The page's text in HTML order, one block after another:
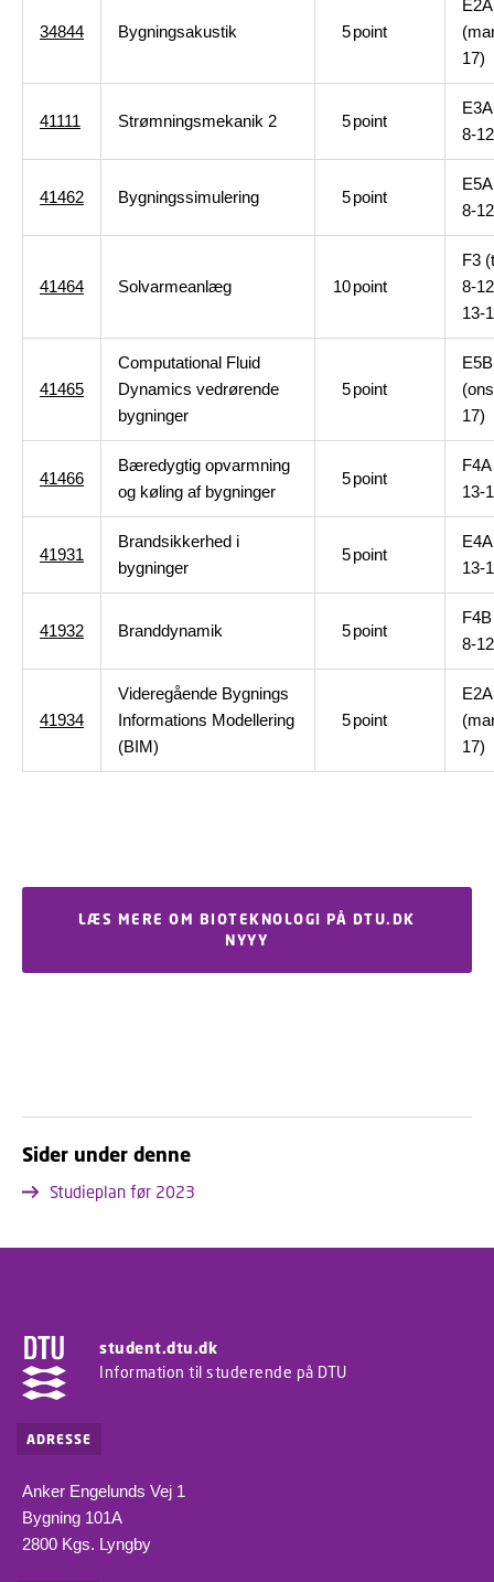
34844 Bygningsakustik 5point
E2A
17)
41111 Strømningsmekanik 2 5point
8-
41462 Bygningssimulering 5point
8-
41464 Solvarmeanlæg 10point
F3
8-
13-
41465
Computational Fluid
Dynamics vedrørende
bygninger
5point
E5B
17)
41466
Bæredygtig opvarmning
og køling af bygninger
5point
13-
41931
Brandsikkerhed i
bygninger
5point
13-
41932 Branddynamik 5point
8-
41934
Videregående Bygnings
Informations Modellering
(BIM)
5point
E2A
17)
LÆS MERE OM BIOTEKNOLOGI PÅ DTU.DK
NYYY
Sider under denne
Studieplan før 2023
student.dtu.dk
Information til studerende på DTU
ADRESSE
Anker Engelunds Vej 1
Bygning 101A
2800 Kgs. Lyngby